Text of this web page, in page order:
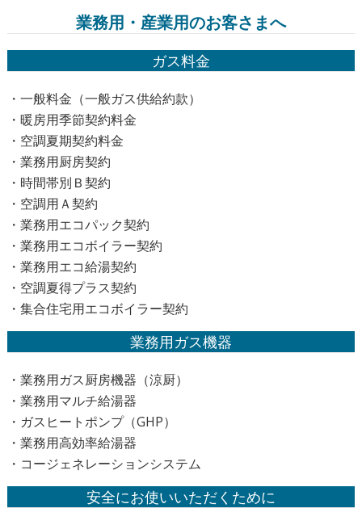
業務用・産業用のお客さまへ
ガス料金
・一般料金（一般ガス供給約款）
・暖房用季節契約料金
・空調夏期契約料金
・業務用厨房契約
・時間帯別Ｂ契約
・空調用Ａ契約
・業務用エコパック契約
・業務用エコボイラー契約
・業務用エコ給湯契約
・空調夏得プラス契約
・集合住宅用エコボイラー契約
業務用ガス機器
・業務用ガス厨房機器（涼厨）
・業務用マルチ給湯器
・ガスヒートポンプ（GHP）
・業務用高効率給湯器
・コージェネレーションシステム
安全にお使いいただくために